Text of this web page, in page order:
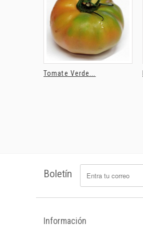
Tomate Verde...
Boletín
Información